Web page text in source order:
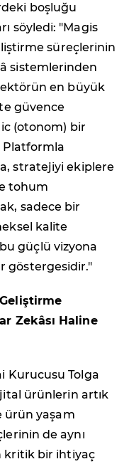
boşluğu
söyledi: "Magis
süreçlerinin
sistemlerinden
en büyük
güvence
(otonom) bir
Platformla
stratejiyi ekiplere
tohum
sadece bir
kalite
güçlü vizyona
göstergesidir."
Zekâsı Haline
Kurucusu Tolga
ürünlerin artık
ürün yaşam
de aynı
kritik bir ihtiyaç